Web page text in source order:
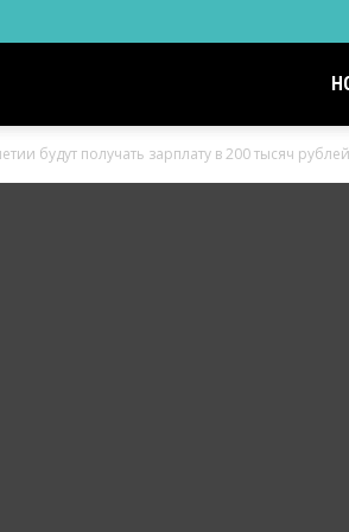
будут получать зарплату в 200 тысяч